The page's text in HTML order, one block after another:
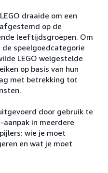
draaide om een
op de
leeftijdsgroepen. Om
de speelgoedcategorie
LEGO welgestelde
op basis van hun
met betrekking tot
door gebruik te
in meerdere
wie je moet
en wat je moet